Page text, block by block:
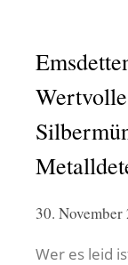
30. November
Wer es leid